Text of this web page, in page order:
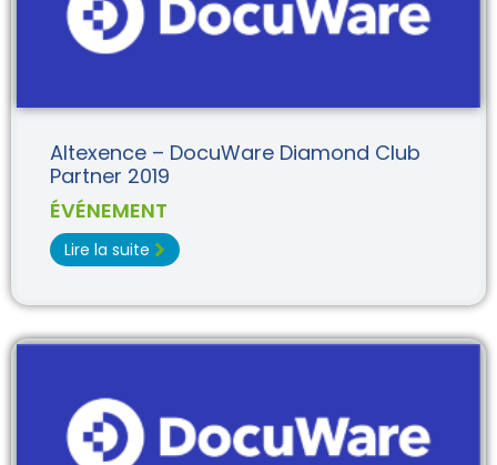
Altexence – DocuWare Diamond Club
Partner 2019
ÉVÉNEMENT
Lire la suite